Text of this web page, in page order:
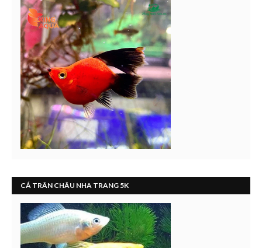
CÁ TRÂN CHÂU NHA TRANG 5K